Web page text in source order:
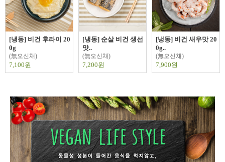
[냉동] 비건 후라이 20
0g
(無오신채)
7,100원
[냉동] 순살 비건 생선
맛..
(無오신채)
7,200원
[냉동] 비건 새우맛 20
0g..
(無오신채)
7,900원